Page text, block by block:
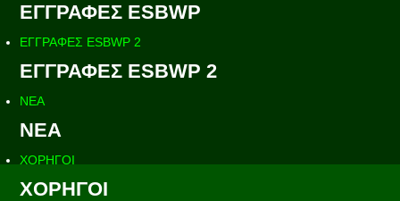
ΕΓΓΡΑΦΕΣ ESBWP
ΕΓΓΡΑΦΕΣ ESBWP 2
ΕΓΓΡΑΦΕΣ ESBWP 2
ΝΕΑ
ΝΕΑ
ΧΟΡΗΓΟΙ
ΧΟΡΗΓΟΙ